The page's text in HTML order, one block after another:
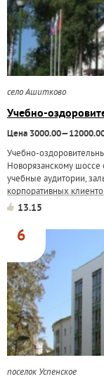
село Ашитково
Учебно-
Цена
Учебно-
Новорязанскому шоссе
учебные аудитории,
корпоративных
Гостиничный комплекс...
13.15
6
поселок Успенское